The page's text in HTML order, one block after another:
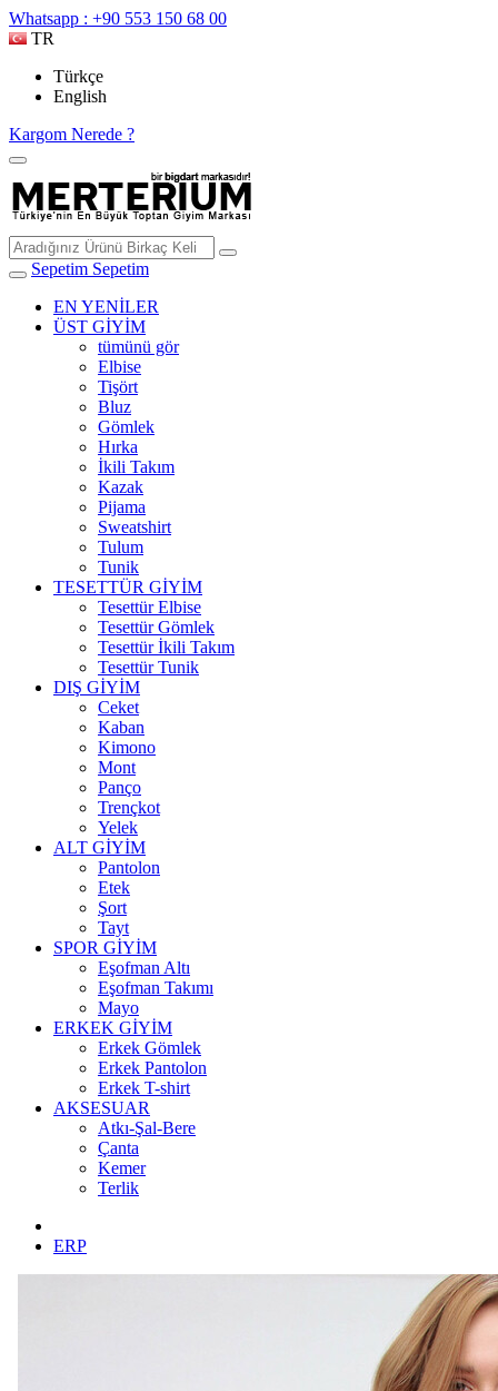
Whatsapp : +90 553 150 68 00
TR
Türkçe
English
Kargom Nerede ?
Sepetim Sepetim
EN YENİLER
ÜST GİYİM
tümünü gör
Elbise
Tişört
Bluz
Gömlek
Hırka
İkili Takım
Kazak
Pijama
Sweatshirt
Tulum
Tunik
TESETTÜR GİYİM
Tesettür Elbise
Tesettür Gömlek
Tesettür İkili Takım
Tesettür Tunik
DIŞ GİYİM
Ceket
Kaban
Kimono
Mont
Panço
Trençkot
Yelek
ALT GİYİM
Pantolon
Etek
Şort
Tayt
SPOR GİYİM
Eşofman Altı
Eşofman Takımı
Mayo
ERKEK GİYİM
Erkek Gömlek
Erkek Pantolon
Erkek T-shirt
AKSESUAR
Atkı-Şal-Bere
Çanta
Kemer
Terlik
ERP